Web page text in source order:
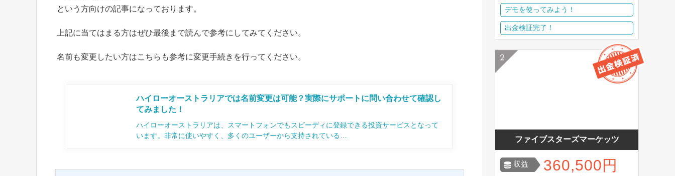
という方向けの記事になっております。
上記に当てはまる方はぜひ最後まで読んで参考にしてみてください。
名前も変更したい方はこちらも参考に変更手続きを行ってください。
ハイローオーストラリアでは名前変更は可能？実際にサポートに問い合わせて確認し
てみました！
ハイローオーストラリアは、スマートフォンでもスピーディに登録できる投資サービスとなって
います。非常に使いやすく、多くのユーザーから支持されている…
デモを使ってみよう！
出金検証完了！
ファイブスターズマーケッツ
収益 360,500円